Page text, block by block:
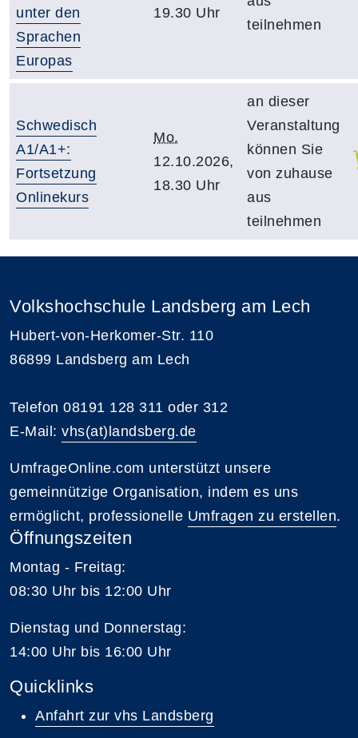
unter den
Sprachen
Europas
19.30 Uhr
teilnehmen
Schwedisch
A1/A1+:
Fortsetzung
Onlinekurs
Mo.
12.10.2026,
18.30 Uhr
an dieser
Veranstaltung
können Sie
von zuhause
aus
teilnehmen
Volkshochschule Landsberg am Lech
Hubert-von-Herkomer-Str. 110
86899 Landsberg am Lech
Telefon 08191 128 311 oder 312
E-Mail: vhs(at)landsberg.de
UmfrageOnline.com unterstützt unsere
gemeinnützige Organisation, indem es uns
ermöglicht, professionelle Umfragen zu erstellen.
Öffnungszeiten
Montag - Freitag:
08:30 Uhr bis 12:00 Uhr
Dienstag und Donnerstag:
14:00 Uhr bis 16:00 Uhr
Quicklinks
Anfahrt zur vhs Landsberg